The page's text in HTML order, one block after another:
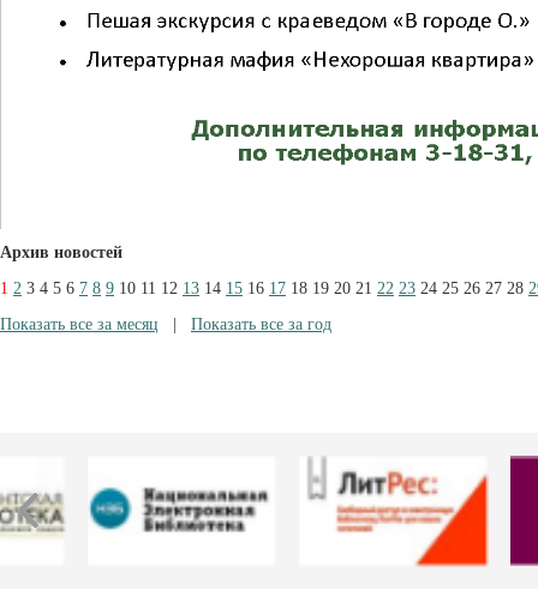
Архив новостей
1 2 3 4 5 6 7 8 9 10 11 12 13 14 15 16 17 18 19 20 21 22 23 24 25 26 27 28
Показать все за месяц | Показать все за год